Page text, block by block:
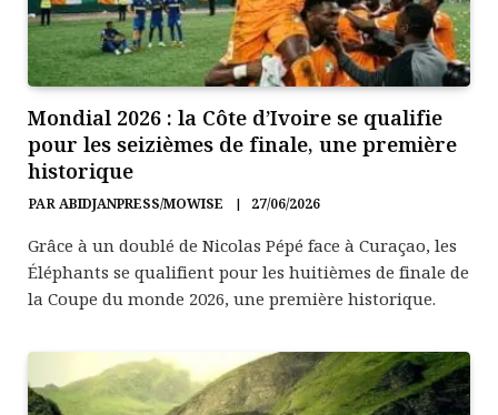
Mondial 2026 : la Côte d’Ivoire se qualifie
pour les seizièmes de finale, une première
historique
PARABIDJANPRESS/MOWISE 27/06/2026
Grâce à un doublé de Nicolas Pépé face à Curaçao, les
Éléphants se qualifient pour les huitièmes de finale de
la Coupe du monde 2026, une première historique.